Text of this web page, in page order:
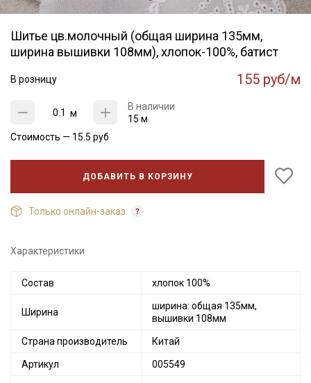
Шитье цв.молочный (общая ширина 135мм,
ширина вышивки 108мм), хлопок-100%, батист
В розницу 155 руб/м
м
В наличии
15 м
Стоимость — 15.5 руб
ДОБАВИТЬ В КОРЗИНУ
Только онлайн-заказ
Характеристики
Состав хлопок 100%
Ширина
ширина: общая 135мм,
вышивки 108мм
Страна производитель Китай
Артикул 005549
Мы публикуем здесь дополнительные
промокоды и скидки до 30% на узкие